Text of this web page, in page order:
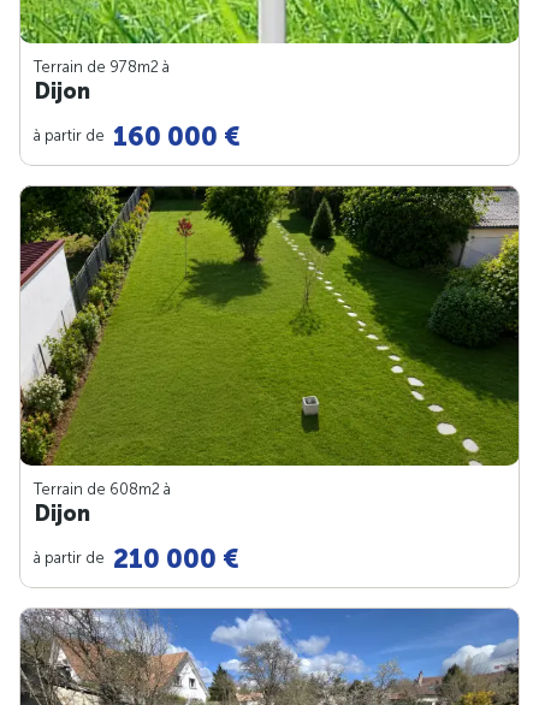
Terrain de 978m2 à
Dijon
à partir de 160 000 €
Terrain de 608m2 à
Dijon
à partir de 210 000 €